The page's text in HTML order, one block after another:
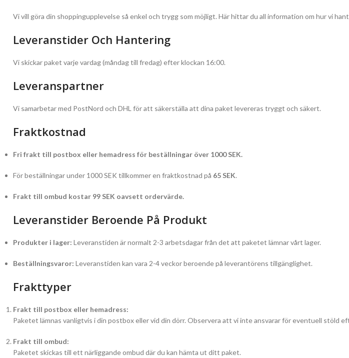
Vi vill göra din shoppingupplevelse så enkel och trygg som möjligt. Här hittar du all information om hur vi
Leveranstider Och Hantering
Vi skickar paket varje vardag (måndag till fredag) efter klockan 16:00.
Leveranspartner
Vi samarbetar med PostNord och DHL för att säkerställa att dina paket levereras tryggt och säkert.
Fraktkostnad
Fri frakt till postbox eller hemadress för beställningar över 1000 SEK.
För beställningar under 1000 SEK tillkommer en fraktkostnad på 65 SEK.
Frakt till ombud kostar 99 SEK oavsett ordervärde.
Leveranstider Beroende På Produkt
Produkter i lager: Leveranstiden är normalt 2-3 arbetsdagar från det att paketet lämnar vårt lager.
Beställningsvaror: Leveranstiden kan vara 2-4 veckor beroende på leverantörens tillgänglighet.
Frakttyper
Frakt till postbox eller hemadress:
Paketet lämnas vanligtvis i din postbox eller vid din dörr. Observera att vi inte ansvarar för eventuell stöld
Frakt till ombud:
Paketet skickas till ett närliggande ombud där du kan hämta ut ditt paket.